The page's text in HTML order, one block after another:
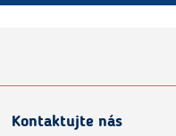
Kontaktujte nás